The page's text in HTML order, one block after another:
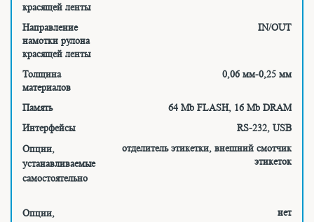
красящей ленты
Направление
намотки рулона
красящей ленты
IN/OUT
Толщина
материалов
0,06 мм-0,25 мм
Память
64 Mb FLASH, 16 Mb DRAM
Интерфейсы
RS-232, USB
Опции,
устанавливаемые
самостоятельно
отделитель этикетки, внешний смотчик
этикеток
Опции,
нет